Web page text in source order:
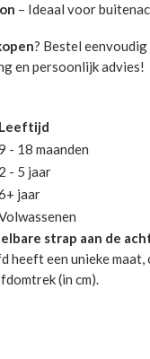
– Ideaal voor
? Bestel
en persoonlijk advies!
Leeftijd
- 18 maanden
2 - 5 jaar
jaar
strap aan de
heeft een unieke
(in cm).